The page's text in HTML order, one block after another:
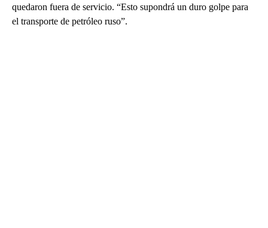
quedaron fuera de servicio. “Esto supondrá un duro golpe para
el transporte de petróleo ruso”.